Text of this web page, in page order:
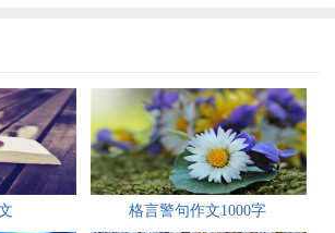
廉政从一分一厘拒之。
；不廉，难以凝聚人心。
，勤者不贫，廉者不腐。
，淡以明志，静以修身。
格言警句作文1000字